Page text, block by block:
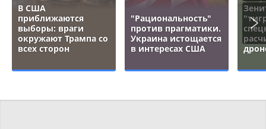
В США
приближаются
выборы: враги
окружают Трампа со
всех сторон
"Рациональность"
против прагматики.
Украина истощается
в интересах США